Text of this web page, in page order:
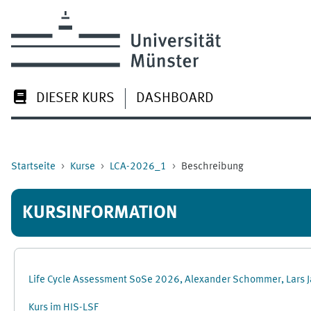
DIESER KURS DASHBOARD
Startseite Kurse LCA-2026_1 Beschreibung
KURSINFORMATION
Life Cycle Assessment SoSe 2026, Alexander Schommer, Lars
Kurs im HIS-LSF